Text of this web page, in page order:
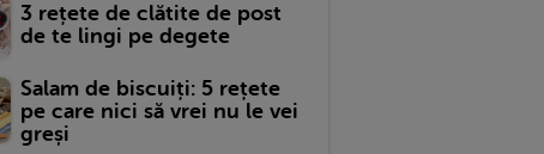
3 rețete de clătite de post
de te lingi pe degete
Salam de biscuiți: 5 rețete
pe care nici să vrei nu le vei
greși